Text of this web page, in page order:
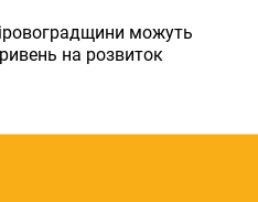
можуть
на розвиток